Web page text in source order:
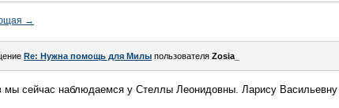
→
Re: Нужна помощь для Милы пользователя Zosia_
мы сейчас наблюдаемся у Стеллы Леонидовны. Ларису